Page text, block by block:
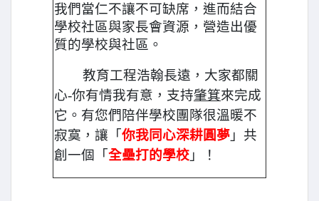
我們當仁不讓不可缺席，進而結合
學校社區與家長會資源，營造出優
質的學校與社區。
教育工程浩翰長遠，大家都關
心-你有情我有意，支持肇箕來完成
它。有您們陪伴學校團隊很溫暖不
寂寞，讓「 你我同心深耕圓夢 」共
創一個「 全壘打的學校 」！